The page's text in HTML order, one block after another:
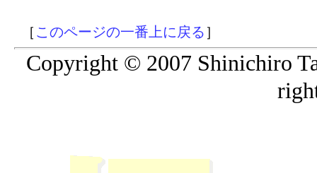
［ このページの一番上に戻る ］
Copyright © 2007 Shinichiro